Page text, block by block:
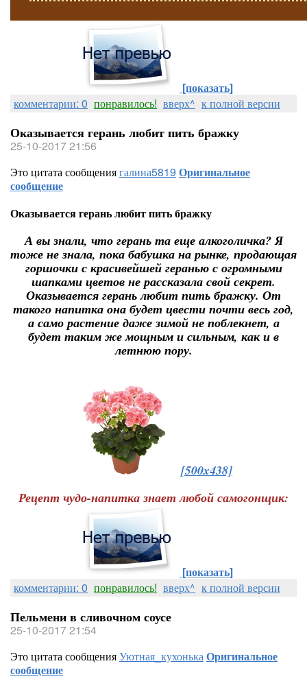
[показать]
комментарии: 0 понравилось! вверх^ к полной версии
Оказывается герань любит пить бражку
25-10-2017 21:56
Это цитата сообщениягалина5819 Оригинальное
сообщение
Оказывается герань любит пить бражку
А вы знали, что герань та еще алкоголичка? Я
тоже не знала, пока бабушка на рынке, продающая
горшочки с красивейшей геранью с огромными
шапками цветов не рассказала свой секрет.
Оказывается герань любит пить бражку. От
такого напитка она будет цвести почти весь год,
а само растение даже зимой не поблекнет, а
будет таким же мощным и сильным, как и в
летнюю пору.
[500x438]
Рецепт чудо-напитка знает любой самогонщик:
[показать]
комментарии: 0 понравилось! вверх^ к полной версии
Пельмени в сливочном соусе
25-10-2017 21:54
Это цитата сообщенияУютная_кухонькаОригинальное
сообщение